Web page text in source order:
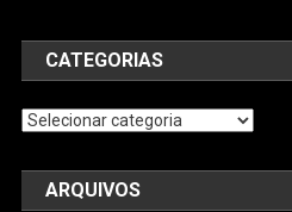
CATEGORIAS
Categorias
ARQUIVOS